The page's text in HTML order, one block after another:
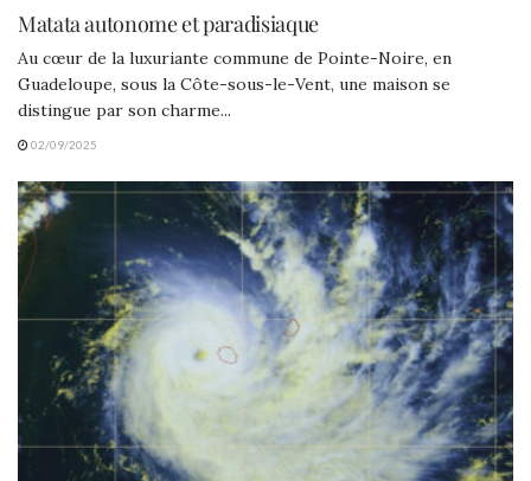
Matata autonome et paradisiaque
Au cœur de la luxuriante commune de Pointe-Noire, en
Guadeloupe, sous la Côte-sous-le-Vent, une maison se
distingue par son charme...
02/09/2025